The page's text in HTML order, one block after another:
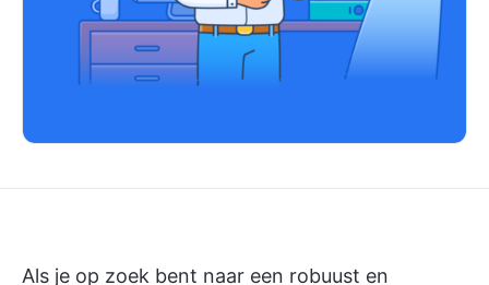
Als je op zoek bent naar een robuust en